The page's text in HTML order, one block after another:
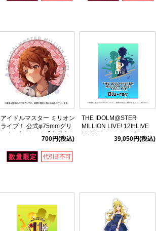
アイドルマスター ミリオン
ライブ！ 公式φ75mmグリ
ッター缶バッジ 【春日未
来】 (14thLIVE ver.)
700円(税込)
THE IDOLM@STER
MILLION LIVE! 12thLIVE
LIVE Blu-ray アソビストア
39,050円(税込)